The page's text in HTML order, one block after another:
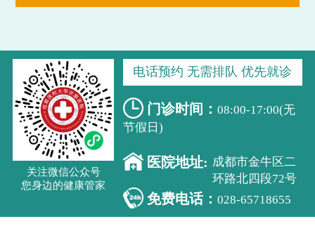
关注微信公众号
您身边的健康管家
电话预约 无需排队 优先就诊
门诊时间：08:00-17:00(无
节假日)
医院地址: 成都市金牛区二
环路北四段72号
免费电话：028-65718655